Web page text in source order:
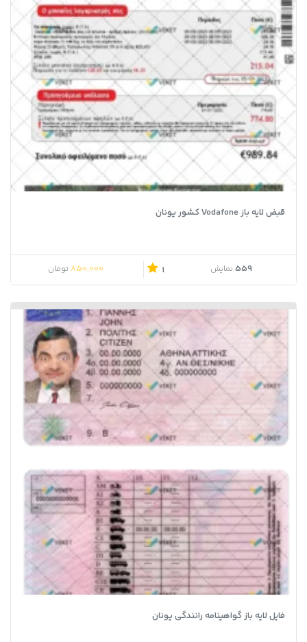
قبض لایه باز Vodafone کشور یونان
559 نمایش 1
850,000 تومان
فایل لایه باز گواهینامه رانندگی یونان